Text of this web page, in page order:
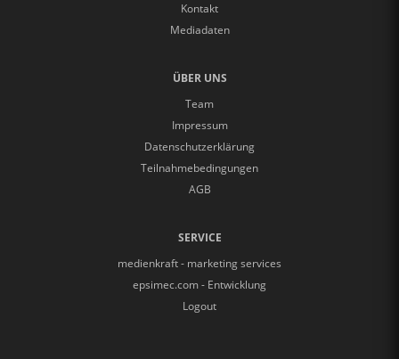
Kontakt
Mediadaten
ÜBER UNS
Team
Impressum
Datenschutzerklärung
Teilnahmebedingungen
AGB
SERVICE
medienkraft - marketing services
epsimec.com - Entwicklung
Logout